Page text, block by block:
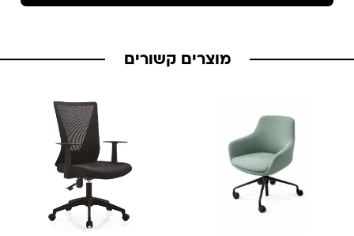
מוצרים קשורים